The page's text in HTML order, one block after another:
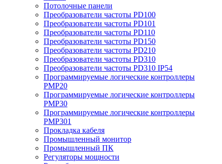
Потолочные панели
Преобразователи частоты PD100
Преобразователи частоты PD101
Преобразователи частоты PD110
Преобразователи частоты PD150
Преобразователи частоты PD210
Преобразователи частоты PD310
Преобразователи частоты PD310 IP54
Программируемые логические контроллеры
PMP20
Программируемые логические контроллеры
PMP30
Программируемые логические контроллеры
PMP301
Прокладка кабеля
Промышленный монитор
Промышленный ПК
Регуляторы мощности